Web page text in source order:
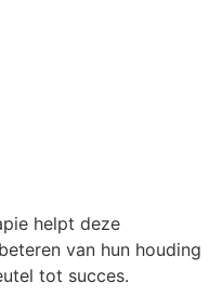
helpt deze
van hun houding
tot succes.